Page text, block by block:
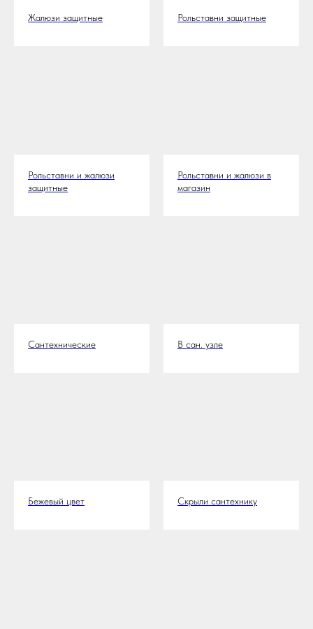
Жалюзи защитные Рольставни защитные
Рольставни и жалюзи
защитные
Рольставни и жалюзи в
магазин
Сантехнические В сан. узле
Бежевый цвет Скрыли сантехнику